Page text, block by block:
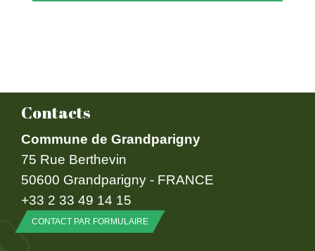
Contacts
Commune de Grandparigny
75 Rue Berthevin
50600 Grandparigny - FRANCE
+33 2 33 49 14 15
CONTACT PAR FORMULAIRE